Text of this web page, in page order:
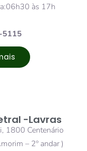
às 17h
-Lavras
1800 Centenário
– 2º andar )